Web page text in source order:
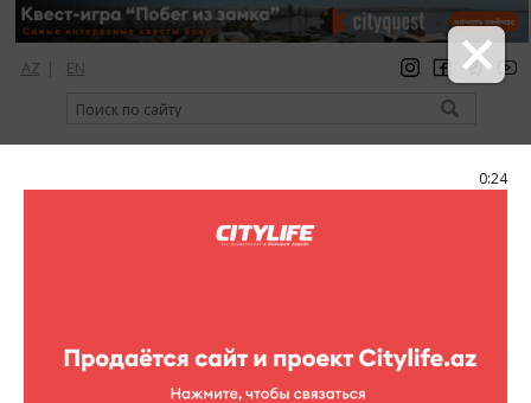
0:23
AZ | EN
регистрация вход Citylife Magazine
Фоторепортажи
Все фоторепортажи Театр Концерты